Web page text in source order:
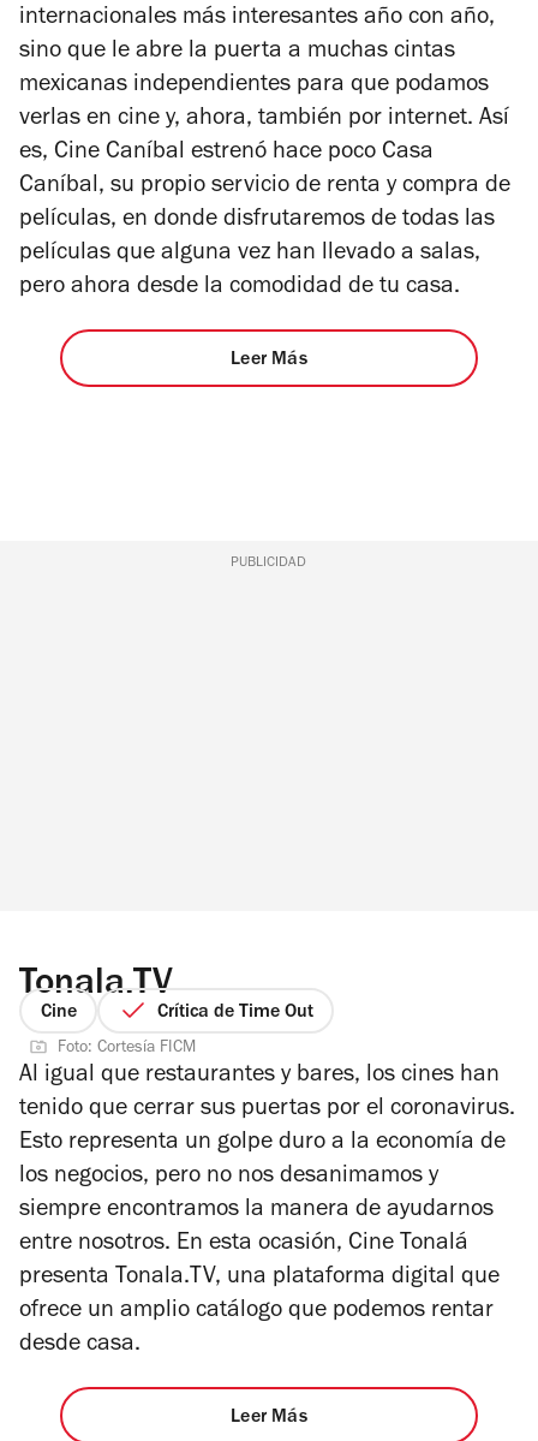
internacionales más interesantes año con año,
sino que le abre la puerta a muchas cintas
mexicanas independientes para que podamos
verlas en cine y, ahora, también por internet. Así
es, Cine Caníbal estrenó hace poco Casa
Caníbal, su propio servicio de renta y compra de
películas, en donde disfrutaremos de todas las
películas que alguna vez han llevado a salas,
pero ahora desde la comodidad de tu casa.
Leer Más
PUBLICIDAD
Tonala.TV
Cine Crítica de Time Out
Foto: Cortesía FICM
Al igual que restaurantes y bares, los cines han
tenido que cerrar sus puertas por el coronavirus.
Esto representa un golpe duro a la economía de
los negocios, pero no nos desanimamos y
siempre encontramos la manera de ayudarnos
entre nosotros. En esta ocasión, Cine Tonalá
presenta Tonala.TV, una plataforma digital que
ofrece un amplio catálogo que podemos rentar
desde casa.
Leer Más